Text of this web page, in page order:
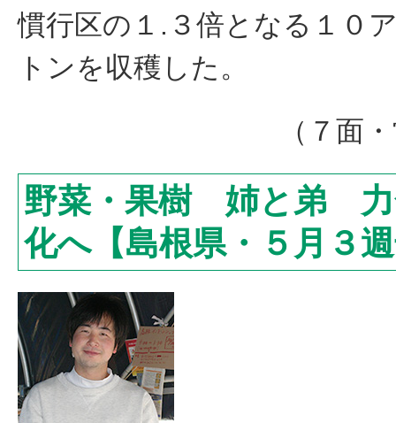
慣行区の１.３倍となる１０
トンを収穫した。
（７面
野菜・果樹 姉と弟 力
化へ【島根県・５月３